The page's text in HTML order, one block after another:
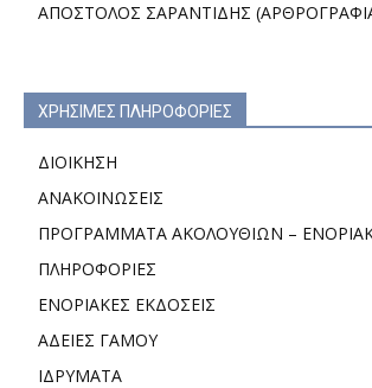
ΑΠΟΣΤΟΛΟΣ ΣΑΡΑΝΤΙΔΗΣ
ΧΡΗΣΙΜΕΣ ΠΛΗΡΟΦΟΡΙΕΣ
ΔΙΟΙΚΗΣΗ
ΑΝΑΚΟΙΝΩΣΕΙΣ
ΠΡΟΓΡΑΜΜΑΤΑ ΑΚΟΛΟΥΘΙΩΝ –
ΠΛΗΡΟΦΟΡΙΕΣ
ΕΝΟΡΙΑΚΕΣ ΕΚΔΟΣΕΙΣ
ΑΔΕΙΕΣ ΓΑΜΟΥ
ΙΔΡΥΜΑΤΑ